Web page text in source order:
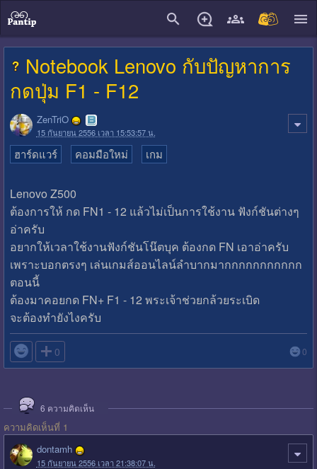
Notebook Lenovo กับปัญหาการ
กดปุ่ม F1 - F12
ZenTriO
15 กันยายน 2556 เวลา 15:53:57 น.
ฮาร์ดแวร์ คอมมือใหม่ เกม
Lenovo Z500
ต้องการให้ กด FN1 - 12 แล้วไม่เป็นการใช้งาน ฟังก์ชันต่างๆ
อ่าครับ
อยากให้เวลาใช้งานฟังก์ชันโน๊ตบุค ต้องกด FN เอาอ่าครับ
เพราะบอกตรงๆ เล่นเกมส์ออนไลน์ลำบากมากกกกกกกกกกก
ตอนนี้
ต้องมาคอยกด FN+ F1 - 12 พระเจ้าช่วยกล้วยระเบิด
จะต้องทำยังไงครับ
 0 0
6 ความคิดเห็น
ความคิดเห็นที่ 1
dontamh
15 กันยายน 2556 เวลา 21:38:07 น.
close